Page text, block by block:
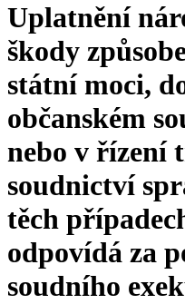
Uplatnění
škody
státní moci,
občanském
nebo v řízení
soudnictví
těch
odpovídá za
soudního